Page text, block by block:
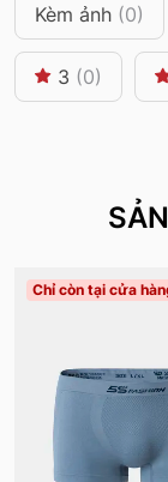
Kèm ảnh (0)
3 (0)
Chỉ còn tại cửa